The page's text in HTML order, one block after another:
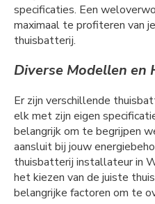
specificaties. Een
maximaal te profiteren van
thuisbatterij.
Diverse Modellen en
Er zijn verschillende
elk met zijn eigen
belangrijk om te begrijpen
aansluit bij jouw
thuisbatterij installateur in
het kiezen van de juiste
belangrijke factoren om te